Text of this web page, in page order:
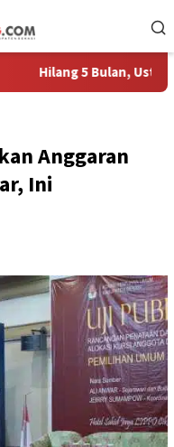
5 Bulan, Ustadz Ujang
Anggaran
Ini